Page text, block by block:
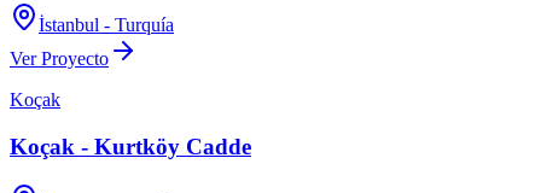
İstanbul - Turquía
Ver Proyecto
Koçak
Koçak - Kurtköy Cadde